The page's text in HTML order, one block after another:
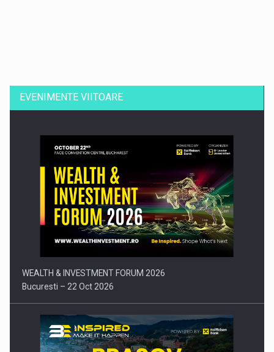
Comunicat de presa: Joburile part-time reincep sa intre pe…
EVENIMENTE VIITOARE
WEALTH & INVESTMENT FORUM 2026
Bucuresti – 22 Oct 2026